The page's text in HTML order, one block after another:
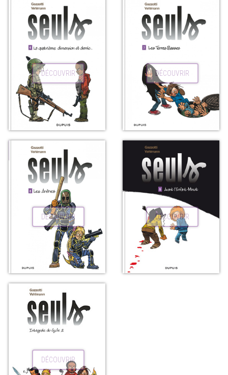
DÉCOUVRIR DÉCOUVRIR
DÉCOUVRIR DÉCOUVRIR
DÉCOUVRIR